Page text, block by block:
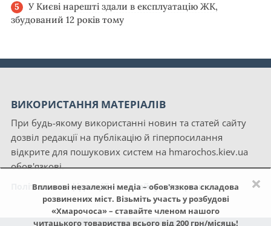
×
Впливові незалежні медіа – обов'язкова складова
розвинених міст. Візьміть участь у розбудові
«Хмарочоса» – ставайте членом нашого
читацького товариства всього від 200 грн/місяць!
У Києві нарешті здали в експлуатацію ЖК,
збудований 12 років тому
ВИКОРИСТАННЯ МАТЕРІАЛІВ
При будь-якому використанні новин та статей сайту
дозвіл редакції на публікацію й гіперпосилання
відкрите для пошукових систем на hmarochos.kiev.ua
обов'язкові.
Політика конфіденційності сайту «Хмарочос»